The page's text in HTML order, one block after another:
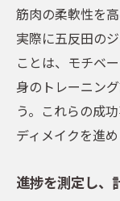
筋肉の柔軟性を
実際に五反田の
ことは、モチベ
身のトレーニン
う。これらの成
ディメイクを進
進捗を測定し、